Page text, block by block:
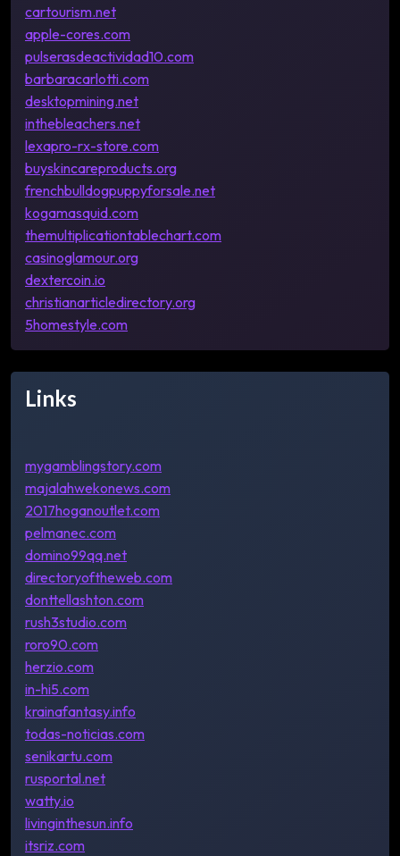
cartourism.net
apple-cores.com
pulserasdeactividad10.com
barbaracarlotti.com
desktopmining.net
inthebleachers.net
lexapro-rx-store.com
buyskincareproducts.org
frenchbulldogpuppyforsale.net
kogamasquid.com
themultiplicationtablechart.com
casinoglamour.org
dextercoin.io
christianarticledirectory.org
5homestyle.com
Links
mygamblingstory.com
majalahwekonews.com
2017hoganoutlet.com
pelmanec.com
domino99qq.net
directoryoftheweb.com
donttellashton.com
rush3studio.com
roro90.com
herzio.com
in-hi5.com
krainafantasy.info
todas-noticias.com
senikartu.com
rusportal.net
watty.io
livinginthesun.info
itsriz.com